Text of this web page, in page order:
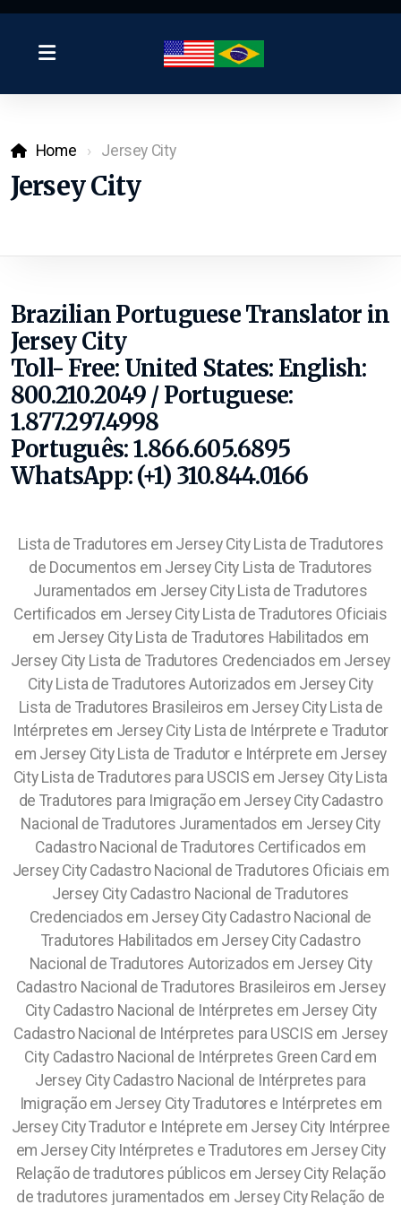
Home Jersey City
Jersey City
Brazilian Portuguese Translator in
Jersey City
Toll- Free: United States: English:
800.210.2049 / Portuguese:
1.877.297.4998
Português: 1.866.605.6895
WhatsApp: (+1) 310.844.0166
Lista de Tradutores em Jersey City Lista de Tradutores
de Documentos em Jersey City Lista de Tradutores
Juramentados em Jersey City Lista de Tradutores
Certificados em Jersey City Lista de Tradutores Oficiais
em Jersey City Lista de Tradutores Habilitados em
Jersey City Lista de Tradutores Credenciados em Jersey
City Lista de Tradutores Autorizados em Jersey City
Lista de Tradutores Brasileiros em Jersey City Lista de
Intérpretes em Jersey City Lista de Intérprete e Tradutor
em Jersey City Lista de Tradutor e Intérprete em Jersey
City Lista de Tradutores para USCIS em Jersey City Lista
de Tradutores para Imigração em Jersey City Cadastro
Nacional de Tradutores Juramentados em Jersey City
Cadastro Nacional de Tradutores Certificados em
Jersey City Cadastro Nacional de Tradutores Oficiais em
Jersey City Cadastro Nacional de Tradutores
Credenciados em Jersey City Cadastro Nacional de
Tradutores Habilitados em Jersey City Cadastro
Nacional de Tradutores Autorizados em Jersey City
Cadastro Nacional de Tradutores Brasileiros em Jersey
City Cadastro Nacional de Intérpretes em Jersey City
Cadastro Nacional de Intérpretes para USCIS em Jersey
City Cadastro Nacional de Intérpretes Green Card em
Jersey City Cadastro Nacional de Intérpretes para
Imigração em Jersey City Tradutores e Intérpretes em
Jersey City Tradutor e Intéprete em Jersey City Intérpree
em Jersey City Intérpretes e Tradutores em Jersey City
Relação de tradutores públicos em Jersey City Relação
de tradutores juramentados em Jersey City Relação de